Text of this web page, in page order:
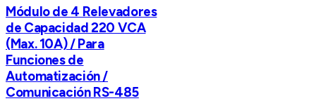
Módulo de 4 Relevadores
de Capacidad 220 VCA
(Max. 10A) / Para
Funciones de
Automatización /
Comunicación RS-485